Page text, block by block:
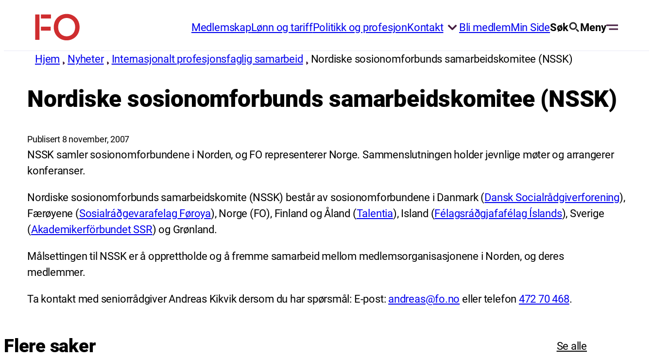
innholdFO
(Fellesorganisasjonen)
MedlemskapLønn og tariffPolitikk og profesjonKontakt Bli medlemMin SideSøk Meny
Hjem Nyheter Internasjonalt profesjonsfaglig samarbeid Nordiske sosionomforbunds samarbeidskomitee (NSSK)
Nordiske sosionomforbunds samarbeidskomitee (NSSK)
Publisert 8 november, 2007
NSSK samler sosionomforbundene i Norden, og FO representerer Norge. Sammenslutningen holder jevnlige møter og arrangerer
konferanser.
Nordiske sosionomforbunds samarbeidskomite (NSSK) består av sosionomforbundene i Danmark ( Dansk Socialrådgiverforening),
Færøyene (Sosialráðgevarafelag Føroya), Norge (FO), Finland og Åland (Talentia), Island (Félagsráðgjafafélag Íslands), Sverige
(Akademikerförbundet SSR) og Grønland.
Målsettingen til NSSK er å opprettholde og å fremme samarbeid mellom medlemsorganisasjonene i Norden, og deres
medlemmer.
Ta kontakt med seniorrådgiver Andreas Kikvik dersom du har spørsmål: E-post: andreas@fo.no eller telefon 472 70 468.
Flere saker Se alle